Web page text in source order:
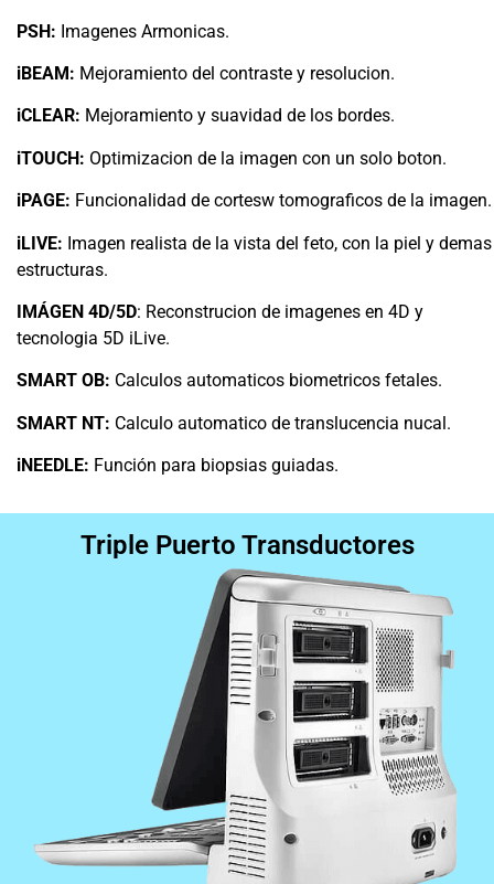
PSH: Imagenes Armonicas.
iBEAM: Mejoramiento del contraste y resolucion.
iCLEAR: Mejoramiento y suavidad de los bordes.
iTOUCH: Optimizacion de la imagen con un solo boton.
iPAGE: Funcionalidad de cortesw tomograficos de la imagen.
iLIVE: Imagen realista de la vista del feto, con la piel y demas
estructuras.
IMÁGEN 4D/5D: Reconstrucion de imagenes en 4D y
tecnologia 5D iLive.
SMART OB: Calculos automaticos biometricos fetales.
SMART NT: Calculo automatico de translucencia nucal.
iNEEDLE: Función para biopsias guiadas.
Triple Puerto Transductores